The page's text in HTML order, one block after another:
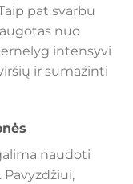
pat svarbu
nuo
intensyvi
ir sumažinti
naudoti